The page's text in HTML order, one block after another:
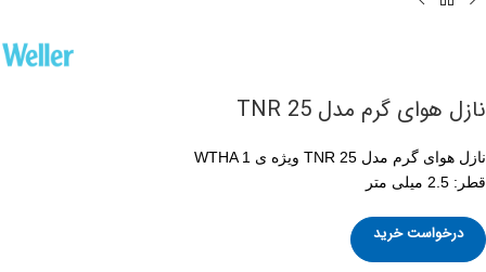
نازل هوای گرم مدل TNR 25
نازل هوای گرم مدل TNR 25 ویژه ی WTHA 1
قطر: 2.5 میلی متر
درخواست خرید